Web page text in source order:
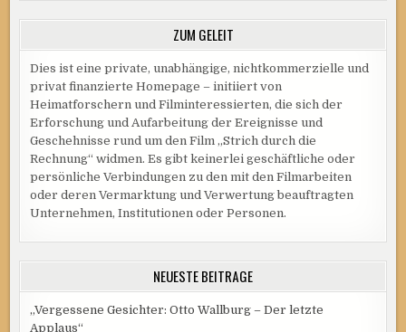
ZUM GELEIT
Dies ist eine private, unabhängige, nichtkommerzielle und
privat finanzierte Homepage – initiiert von
Heimatforschern und Filminteressierten, die sich der
Erforschung und Aufarbeitung der Ereignisse und
Geschehnisse rund um den Film „Strich durch die
Rechnung“ widmen. Es gibt keinerlei geschäftliche oder
persönliche Verbindungen zu den mit den Filmarbeiten
oder deren Vermarktung und Verwertung beauftragten
Unternehmen, Institutionen oder Personen.
NEUESTE BEITRÄGE
„Vergessene Gesichter: Otto Wallburg – Der letzte
Applaus“